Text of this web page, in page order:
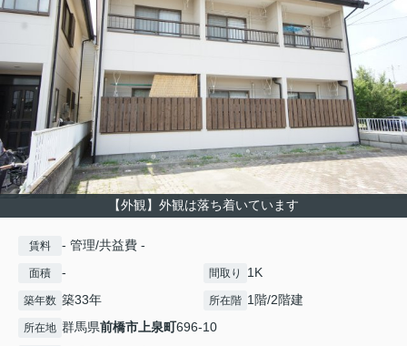
【外観】外観は落ち着いています
賃料 - 管理/共益費 -
面積 - 間取り 1K
築年数 築33年 所在階 1階/2階建
所在地 群馬県前橋市上泉町696-10